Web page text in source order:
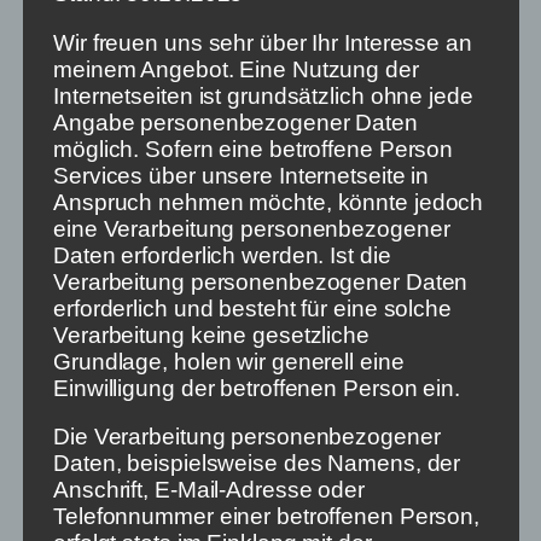
Gefahr
Wenn wir uns dieser Veränderung mit der Brille
derjenigen nähern, die unsere Medienordnung
schufen, um Meinungsvielfalt zu sichern, dann muss
an dieser Stelle Regulierung dringend nachziehen.
Die Medienpolitik hat seinerzeit bewusst auf
Vollprogramme gesetzt, um möglichst viele
Menschen auch mit Information und vielfältiger
Meinung zu erreichen. Und niemand wird der
Feststellung widersprechen, dass Meinungsvielfalt
und Informationsfreiheit heutzutage mehr denn je in
Gefahr sind.
Übrigens haben die, die auf linearen Kanälen in
streng reguliertem Rahmen senden, egal ob
öffentlich-rechtlich oder kommerziell, einen
schwerwiegenden strategischen Nachteil: Sie
müssen den Anforderungen an ein Vollprogramm
genügen, während Netflix individuelle Medienkost in
Wir freuen uns sehr über Ihr Interesse an
meinem Angebot. Eine Nutzung der
Internetseiten ist grundsätzlich ohne jede
Angabe personenbezogener Daten
möglich. Sofern eine betroffene Person
Services über unsere Internetseite in
Anspruch nehmen möchte, könnte jedoch
eine Verarbeitung personenbezogener
Daten erforderlich werden. Ist die
Verarbeitung personenbezogener Daten
erforderlich und besteht für eine solche
Verarbeitung keine gesetzliche
Grundlage, holen wir generell eine
Einwilligung der betroffenen Person ein.
Die Verarbeitung personenbezogener
Daten, beispielsweise des Namens, der
Anschrift, E-Mail-Adresse oder
Telefonnummer einer betroffenen Person,